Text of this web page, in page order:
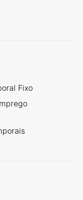
Fixo